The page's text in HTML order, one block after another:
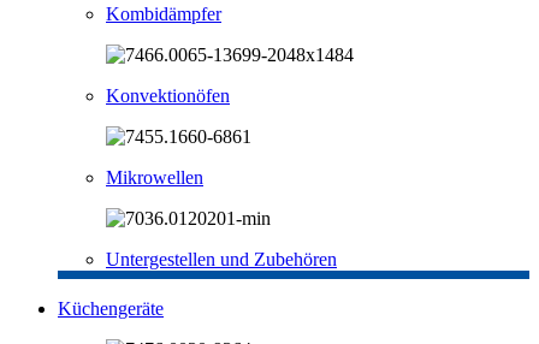
Kombidämpfer
Konvektionöfen
Mikrowellen
Untergestellen und Zubehören
Küchengeräte